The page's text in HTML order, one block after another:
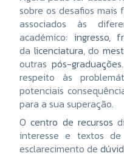
sobre os desafios mais
associados às
académico: ingresso,
da licenciatura, do
outras pós-graduações
respeito às
potenciais
para a sua superação.
Ocentro de recursos
interesse e textos
esclarecimento de